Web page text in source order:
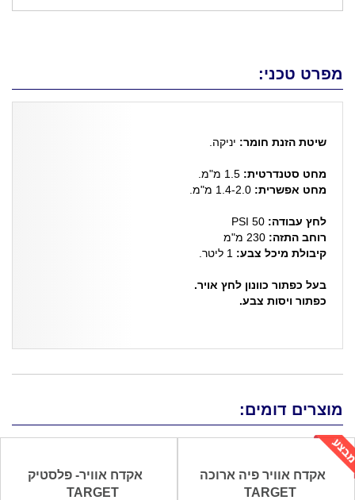
מפרט טכני:
שיטת הזנת חומר: יניקה.
מחט סטנדרטית: 1.5 מ"מ.
מחט אפשרית:
לחץ עבודה:
רוחב התזה:
קיבולת מיכל צבע:
בעל כפתור כוונון לחץ אויר.
כפתור ויסות צבע.
מוצרים דומים:
אקדח אוויר פיה ארוכה
TARGET
אקדח אוויר- פלסטיק
TARGET